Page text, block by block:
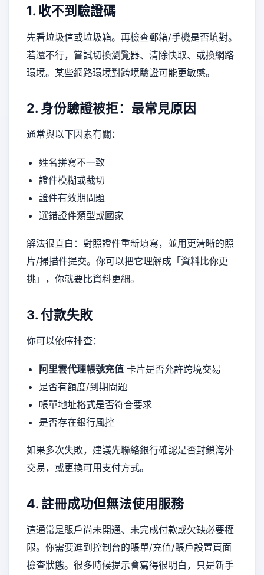
1. 收不到驗證碼
先看垃圾信或垃圾箱。再檢查郵箱/手機是否填對。
若還不行，嘗試切換瀏覽器、清除快取、或換網路
環境。某些網路環境對跨境驗證可能更敏感。
2. 身份驗證被拒：最常見原因
通常與以下因素有關：
姓名拼寫不一致
證件模糊或裁切
證件有效期問題
選錯證件類型或國家
解法很直白：對照證件重新填寫，並用更清晰的照
片/掃描件提交。你可以把它理解成「資料比你更
挑」，你就要比資料更細。
3. 付款失敗
你可以依序排查：
阿里雲代理帳號充值卡片是否允許跨境交易
是否有額度/到期問題
帳單地址格式是否符合要求
是否存在銀行風控
如果多次失敗，建議先聯絡銀行確認是否封鎖海外
交易，或更換可用支付方式。
4. 註冊成功但無法使用服務
這通常是賬戶尚未開通、未完成付款或欠缺必要權
限。你需要進到控制台的賬單/充值/賬戶設置頁面
檢查狀態。很多時候提示會寫得很明白，只是新手